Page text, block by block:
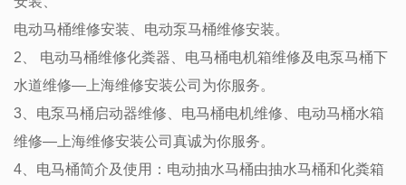
电动马桶维修安装、电动泵马桶维修安装。
2、 电动马桶维修化粪器、电马桶电机箱维修及电泵马桶下
水道维修—上海维修安装公司为你服务。
3、电泵马桶启动器维修、电马桶电机维修、电动马桶水箱
维修—上海维修安装公司真诚为你服务。
4、电马桶简介及使用：电动抽水马桶由抽水马桶和化粪箱